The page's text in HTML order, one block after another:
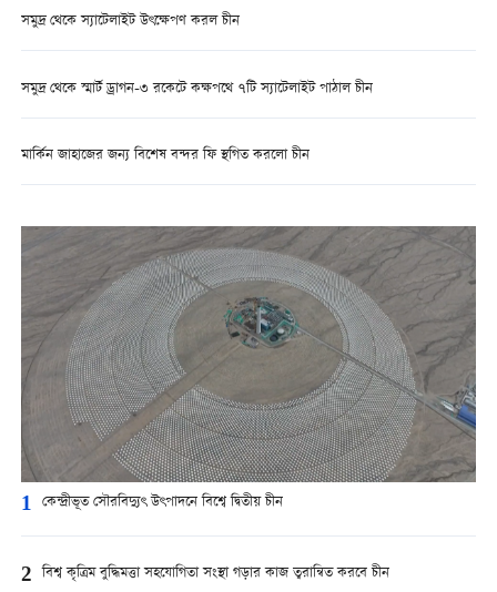
সমুদ্র থেকে স্যাটেলাইট উৎক্ষেপণ করল চীন
সমুদ্র থেকে স্মার্ট ড্রাগন-৩ রকেটে কক্ষপথে ৭টি স্যাটেলাইট পাঠাল চীন
মার্কিন জাহাজের জন্য বিশেষ বন্দর ফি স্থগিত করলো চীন
1 কেন্দ্রীভূত সৌরবিদ্যুৎ উৎপাদনে বিশ্বে দ্বিতীয় চীন
2 বিশ্ব কৃত্রিম বুদ্ধিমত্তা সহযোগিতা সংস্থা গড়ার কাজ ত্বরান্বিত করবে চীন